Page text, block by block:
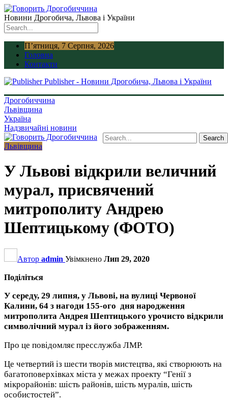
Новини Дрогобича, Львова і України
П’ятниця, 7 Серпня, 2026
Головна
Контакти
Publisher - Новини Дрогобича, Львова і України
Дрогобиччина
Львівщина
Україна
Надзвичайні новини
Львівщина
У Львові відкрили величний
мурал, присвячений
митрополиту Андрею
Шептицькому (ФОТО)
Автор admin Увімкнено Лип 29, 2020
Поділіться
У середу, 29 липня, у Львові, на вулиці Червоної
Калини, 64 з нагоди 155-ого дня народження
митрополита Андрея Шептицького урочисто відкрили
символічний мурал із його зображенням.
Про це повідомляє пресслужба ЛМР.
Це четвертий із шести творів мистецтва, які створюють на
багатоповерхівках міста у межах проекту “Генії з
мікрорайонів: шість районів, шість муралів, шість
особистостей”.